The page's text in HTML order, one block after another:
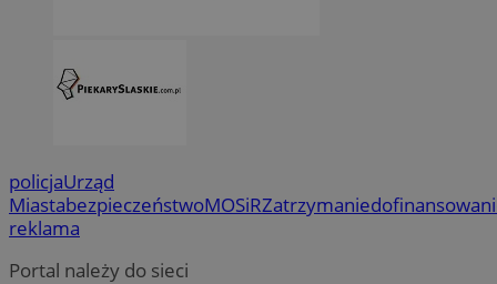
policjaUrząd
MiastabezpieczeństwoMOSiRZatrzymanie
reklama
Portal należy do sieci